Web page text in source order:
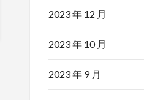
2023 年 12 月
2023 年 10 月
2023 年 9 月